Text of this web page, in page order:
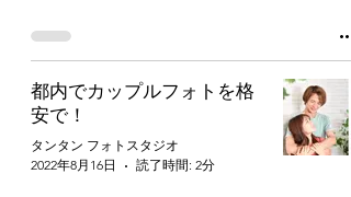
都内でカップルフォトを格
安で！
タンタン フォトスタジオ
2022年8月16日
読了時間: 2分